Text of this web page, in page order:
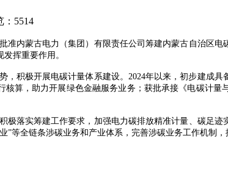
：5514
准内蒙古电力（集团）有限责任公司筹建内蒙古自治区
挥重要作用。
，积极开展电碳计量体系建设。2024年以来，初步建成
核算，助力开展绿色金融服务业务；获批承接《电碳计
极落实筹建工作要求，加强电力碳排放精准计量、碳足
全链条涉碳业务和产业体系，完善涉碳业务工作机制，